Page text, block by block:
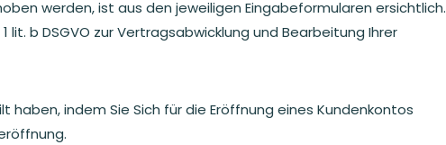
werden, ist aus den jeweiligen Eingabeformularen ersichtlich.
b DSGVO zur Vertragsabwicklung und Bearbeitung Ihrer
haben, indem Sie Sich für die Eröffnung eines Kundenkontos